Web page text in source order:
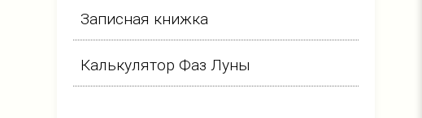
Записная книжка
Калькулятор Фаз Луны